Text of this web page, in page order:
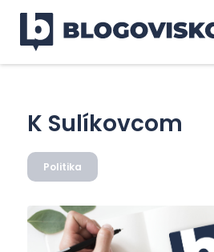
K Sulíkovcom
Politika